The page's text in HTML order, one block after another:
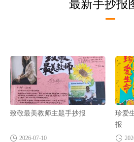
最新手抄报
致敬最美教师主题手抄报
2026-07-10
珍爱
报